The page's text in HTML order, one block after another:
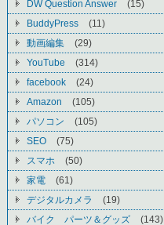
DW Question Answer
(15)
BuddyPress
(11)
動画編集
(29)
YouTube
(314)
facebook
(24)
Amazon
(105)
パソコン
(105)
SEO
(75)
スマホ
(50)
家電
(61)
デジタルカメラ
(19)
バイク パーツ＆グッズ
(143)